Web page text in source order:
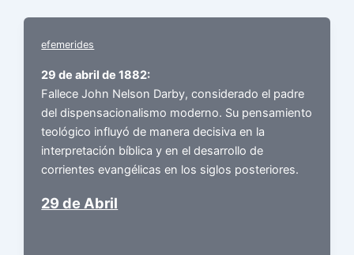
efemerides
29 de abril de 1882:
Fallece John Nelson Darby, considerado el padre
del dispensacionalismo moderno. Su pensamiento
teológico influyó de manera decisiva en la
interpretación bíblica y en el desarrollo de
corrientes evangélicas en los siglos posteriores.
29 de Abril